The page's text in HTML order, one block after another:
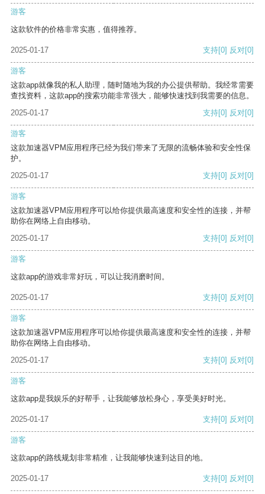
游客
这款软件的价格非常实惠，值得推荐。
2025-01-17 支持[0] 反对[0]
游客
这款app就像我的私人助理，随时随地为我的办公提供帮助。我经常需要
查找资料，这款app的搜索功能非常强大，能够快速找到我需要的信息。
2025-01-17
支持[0] 反对[0]
游客
这款加速器VPM应用程序已经为我们带来了无限的流畅体验和安全性保
护。
2025-01-17
支持[0] 反对[0]
游客
这款加速器VPM应用程序可以给你提供最高速度和安全性的连接，并帮
助你在网络上自由移动。
2025-01-17
支持[0] 反对[0]
游客
这款app的游戏非常好玩，可以让我消磨时间。
2025-01-17 支持[0] 反对[0]
游客
这款加速器VPM应用程序可以给你提供最高速度和安全性的连接，并帮
助你在网络上自由移动。
2025-01-17
支持[0] 反对[0]
游客
这款app是我娱乐的好帮手，让我能够放松身心，享受美好时光。
2025-01-17 支持[0] 反对[0]
游客
这款app的路线规划非常精准，让我能够快速到达目的地。
2025-01-17 支持[0] 反对[0]